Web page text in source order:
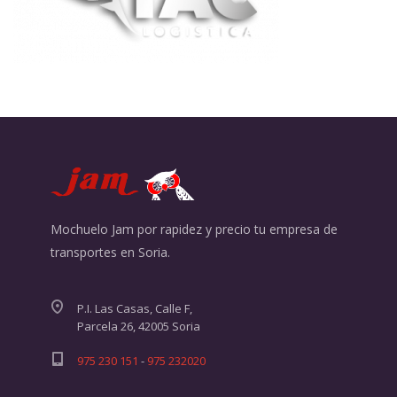
Mochuelo Jam por rapidez y precio tu empresa de
transportes en Soria.
P.I. Las Casas, Calle F,
Parcela 26, 42005 Soria
975 230 151 - 975 232020